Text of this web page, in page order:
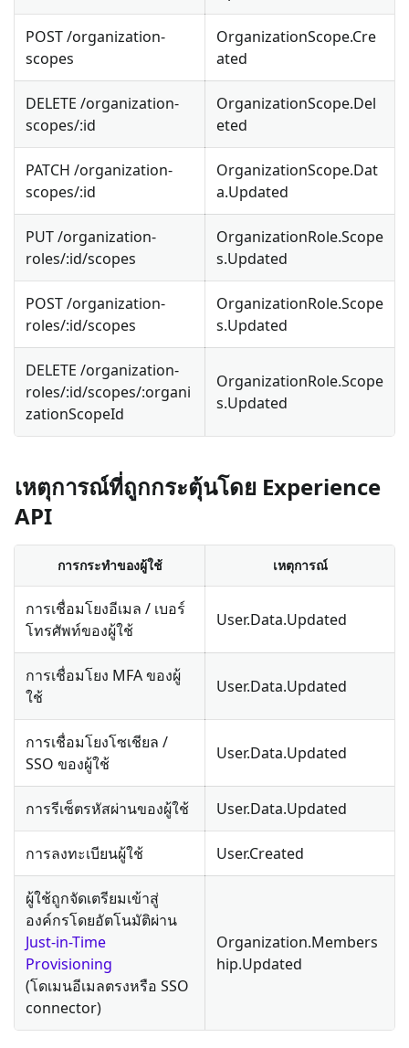
POST /organization-
scopes
OrganizationScope.Cre
ated
DELETE /organization-
scopes/:id
OrganizationScope.Del
eted
PATCH /organization-
scopes/:id
OrganizationScope.Dat
a.Updated
PUT /organization-
roles/:id/scopes
OrganizationRole.Scope
s.Updated
POST /organization-
roles/:id/scopes
OrganizationRole.Scope
s.Updated
DELETE /organization-
roles/:id/scopes/:organi
zationScopeId
OrganizationRole.Scope
s.Updated
เหตุการณ์ที่ถูกกระตุ้นโดย Experience
API
การกระทำของผู้ใช้ เหตุการณ์
การเชื่อมโยงอีเมล / เบอร์
โทรศัพท์ของผู้ใช้
User.Data.Updated
การเชื่อมโยง MFA ของผู้
ใช้
User.Data.Updated
การเชื่อมโยงโซเชียล /
SSO ของผู้ใช้
User.Data.Updated
การรีเซ็ตรหัสผ่านของผู้ใช้ User.Data.Updated
การลงทะเบียนผู้ใช้ User.Created
ผู้ใช้ถูกจัดเตรียมเข้าสู่
องค์กรโดยอัตโนมัติผ่าน
Just-in-Time
Provisioning
(โดเมนอีเมลตรงหรือ SSO
connector)
Organization.Members
hip.Updated